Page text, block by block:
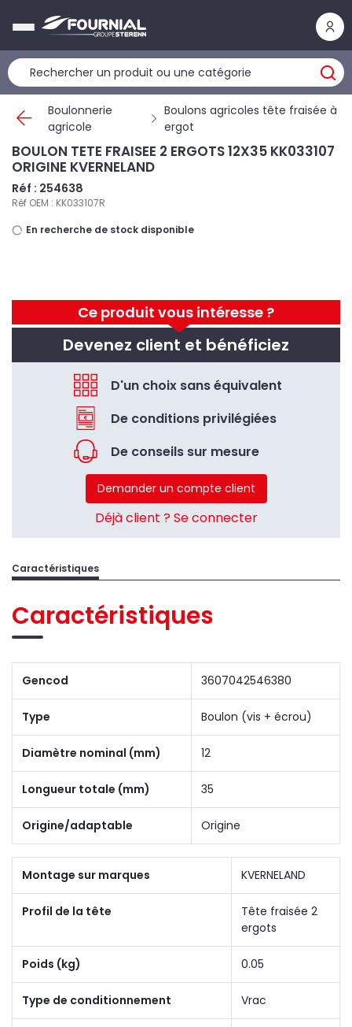
Boulonnerie
agricole
Boulons agricoles tête fraisée à
ergot
Ce produit vous intéresse ?
Devenez client et bénéficiez
D'un choix sans équivalent
De conditions privilégiées
De conseils sur mesure
Demander un compte client
Déjà client ? Se connecter
BOULON TETE FRAISEE 2 ERGOTS 12X35 KK033107
ORIGINE KVERNELAND
Réf : 254638
Réf OEM : KK033107R
En recherche de stock disponible
Caractéristiques
Caractéristiques
Gencod 3607042546380
Type Boulon (vis + écrou)
Diamètre nominal (mm) 12
Longueur totale (mm) 35
Origine/adaptable Origine
Montage sur marques KVERNELAND
Profil de la tête
Tête fraisée 2
ergots
Poids (kg) 0.05
Type de conditionnement Vrac